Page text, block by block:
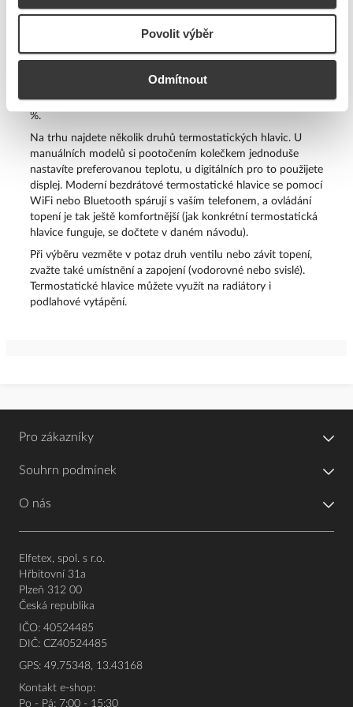
Povolit výběr
Odmítnout
v domácnosti. Disponuje teplotním čidlem pro otevírání a
zavírání ventilu na radiátorech za účelem dosažení
nastavení, možnost regulace teploty pro každou místnost
zvlášť a vysoká úspora nákladů za vytápění – až do výše 25
%.
Na trhu najdete několik druhů termostatických hlavic. U
manuálních modelů si pootočením kolečkem jednoduše
nastavíte preferovanou teplotu, u digitálních pro to použijete
displej. Moderní bezdrátové termostatické hlavice se pomocí
WiFi nebo Bluetooth spárují s vaším telefonem, a ovládání
topení je tak ještě komfortnější (jak konkrétní termostatická
hlavice funguje, se dočtete v daném návodu).
Při výběru vezměte v potaz druh ventilu nebo závit topení,
zvažte také umístnění a zapojení (vodorovné nebo svislé).
Termostatické hlavice můžete využít na radiátory i
podlahové vytápění.
Pro zákazníky
Souhrn podmínek
O nás
Elfetex, spol. s r.o.
Hřbitovní 31a
Plzeň 312 00
Česká republika
IČO: 40524485
DIČ: CZ40524485
GPS: 49.75348, 13.43168
Kontakt e-shop:
Po - Pá: 7:00 - 15:30